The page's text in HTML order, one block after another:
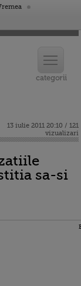
13 iulie 2011 20:10 / 121
vizualizari
sa-si